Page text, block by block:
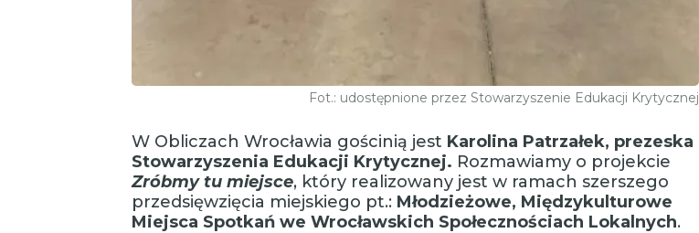
Fot.: udostępnione przez Stowarzyszenie Edukacji Krytycznej
W Obliczach Wrocławia gościnią jest Karolina Patrzałek, prezeska
Stowarzyszenia Edukacji Krytycznej. Rozmawiamy o projekcie
Zróbmy tu miejsce, który realizowany jest w ramach szerszego
przedsięwzięcia miejskiego pt.: Młodzieżowe, Międzykulturowe
Miejsca Spotkań we Wrocławskich Społecznościach Lokalnych.